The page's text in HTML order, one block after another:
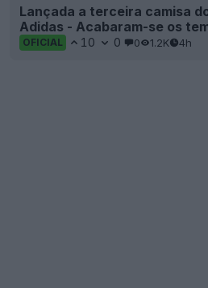
Lançada a terceira camisa
Adidas - Acabaram-se os
OFICIAL 10 0 0 1.2K 4h